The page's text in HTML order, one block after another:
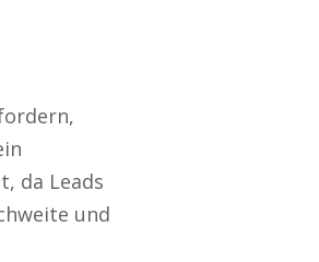
da Leads
und